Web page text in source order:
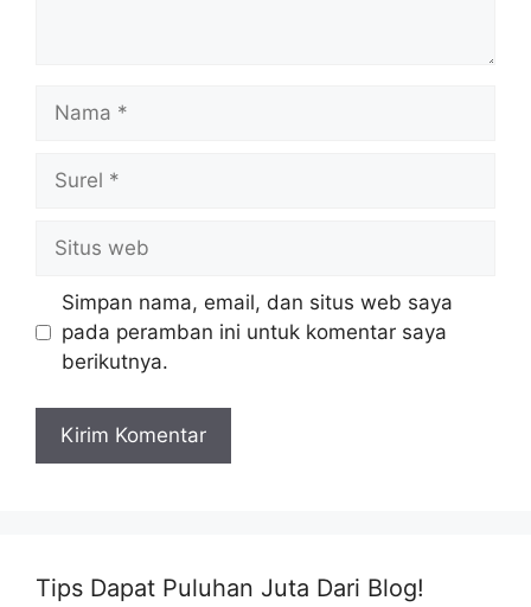
Nama
Surel
Situs
web
Simpan nama, email, dan situs web saya
pada peramban ini untuk komentar saya
berikutnya.
Tips Dapat Puluhan Juta Dari Blog!